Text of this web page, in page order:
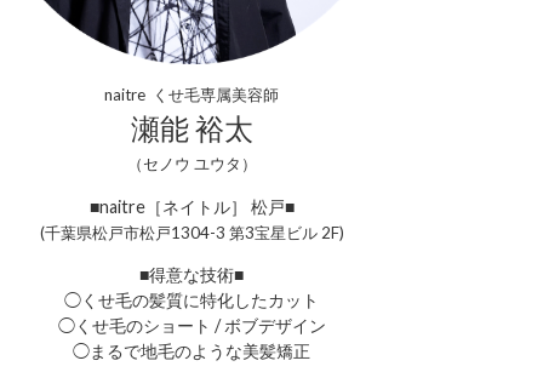
naitre くせ毛専属美容師
瀬能 裕太
（セノウ ユウタ）
■naitre［ネイトル］ 松戸■
(千葉県松戸市松戸1304-3 第3宝星ビル 2F)
■得意な技術■
◯くせ毛の髪質に特化したカット
◯くせ毛のショート / ボブデザイン
◯まるで地毛のような美髪矯正